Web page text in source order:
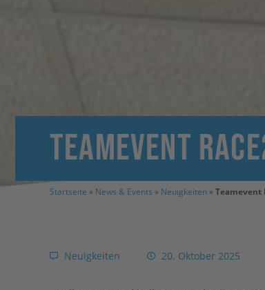
Teamevent
Startseite » News & Events » Neuigkeiten » Teamevent
Neuigkeiten 20. Oktober 2025